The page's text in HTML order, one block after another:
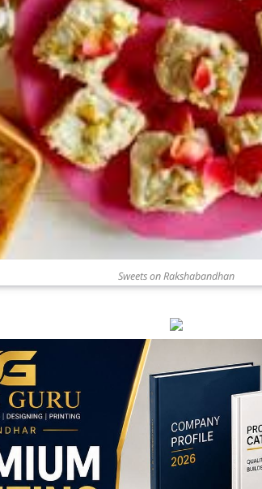
Sweets on Rakshabandhan